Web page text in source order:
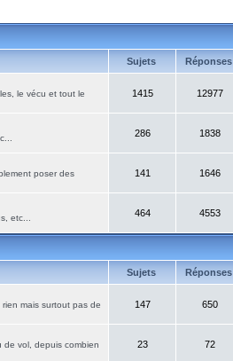
Sujets Réponses
le vécu et tout le
1415 12977
286 1838
poser des
141 1646
etc... 464 4553
Sujets Réponses
mais surtout pas de
147 650
vol, depuis combien
23 72